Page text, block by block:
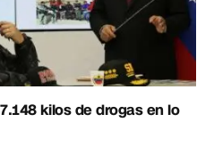
kilos de drogas en lo